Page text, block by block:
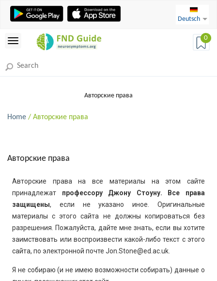
Deutsch
0
Авторские права
Home / Авторские права
Авторские права
Авторские права на все материалы на этом сайте
принадлежат профессору Джону Стоуну. Все права
защищены, если не указано иное. Оригинальные
материалы с этого сайта не должны копироваться без
разрешения. Пожалуйста, дайте мне знать, если вы хотите
заимствовать или воспроизвести какой-либо текст с этого
сайта, по электронной почте Jon.Stone@ed.ac.uk.
Я не собираю (и не имею возможности собирать) данные о